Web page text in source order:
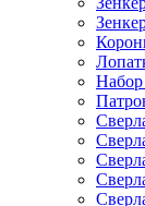
Набор